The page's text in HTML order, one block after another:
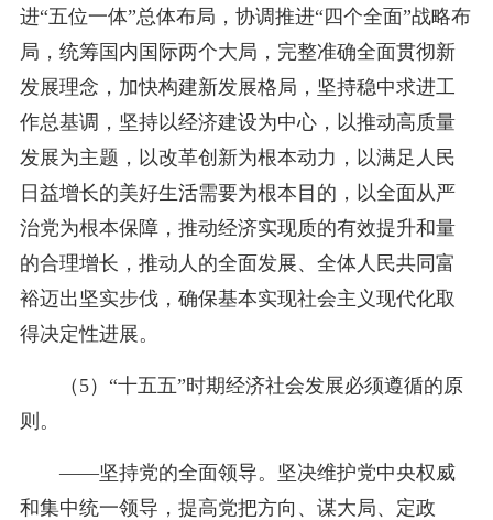
进“五位一体”总体布局，协调推进“四个全面”战略布
局，统筹国内国际两个大局，完整准确全面贯彻新
发展理念，加快构建新发展格局，坚持稳中求进工
作总基调，坚持以经济建设为中心，以推动高质量
发展为主题，以改革创新为根本动力，以满足人民
日益增长的美好生活需要为根本目的，以全面从严
治党为根本保障，推动经济实现质的有效提升和量
的合理增长，推动人的全面发展、全体人民共同富
裕迈出坚实步伐，确保基本实现社会主义现代化取
得决定性进展。
（5）“十五五”时期经济社会发展必须遵循的原
则。
——坚持党的全面领导。坚决维护党中央权威
和集中统一领导，提高党把方向、谋大局、定政